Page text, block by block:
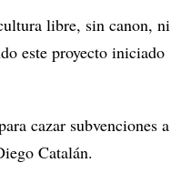
libre, sin canon, ni
este proyecto iniciado
cazar subvenciones a
Catalán.